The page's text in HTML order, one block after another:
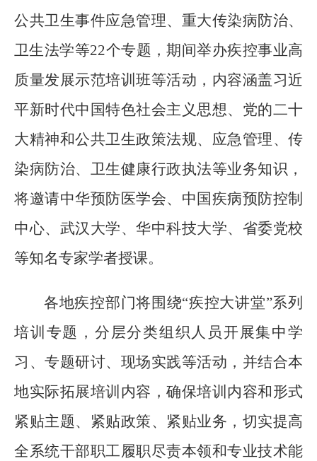
公共卫生事件应急管理、重大传染病防治、
卫生法学等22个专题，期间举办疾控事业高
质量发展示范培训班等活动，内容涵盖习近
平新时代中国特色社会主义思想、党的二十
大精神和公共卫生政策法规、应急管理、传
染病防治、卫生健康行政执法等业务知识，
将邀请中华预防医学会、中国疾病预防控制
中心、武汉大学、华中科技大学、省委党校
等知名专家学者授课。
各地疾控部门将围绕“疾控大讲堂”系列
培训专题，分层分类组织人员开展集中学
习、专题研讨、现场实践等活动，并结合本
地实际拓展培训内容，确保培训内容和形式
紧贴主题、紧贴政策、紧贴业务，切实提高
全系统干部职工履职尽责本领和专业技术能